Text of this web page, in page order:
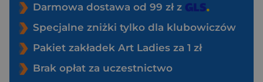
Darmowa dostawa od 99 zł z
Specjalne zniżki tylko dla klubowiczów
Pakiet zakładek Art Ladies za 1 zł
Brak opłat za uczestnictwo